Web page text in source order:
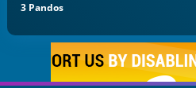
3 Pandos